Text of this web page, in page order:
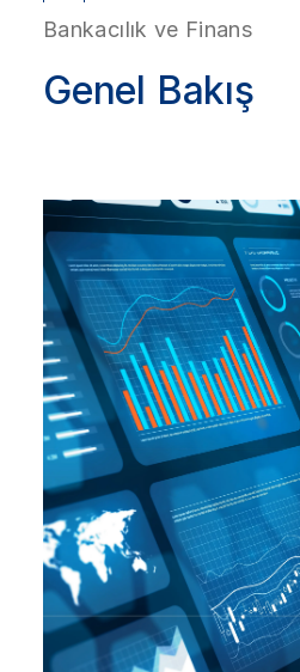
Bankacılık ve Finans
Genel Bakış